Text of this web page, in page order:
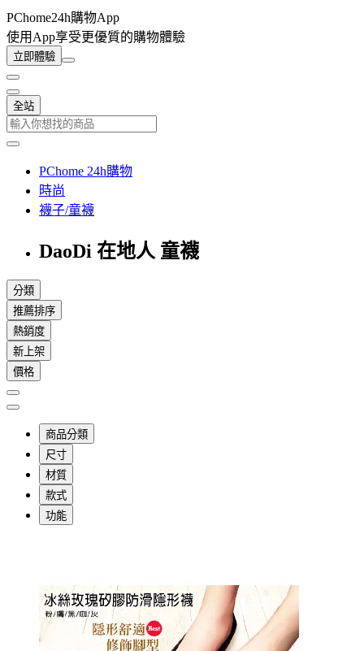
PChome24h購物App
使用App享受更優質的購物體驗
立即體驗
全站
PChome 24h購物
時尚
襪子/童襪
DaoDi 在地人 童襪
分類
推薦排序
熱銷度
新上架
價格
商品分類
尺寸
材質
款式
功能